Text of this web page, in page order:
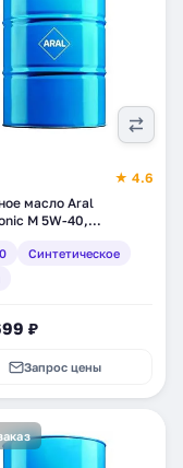
★ 4.6
масло Aral
M 5W-40,
Синтетическое
₽
Запрос цены